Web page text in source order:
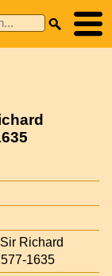
Richard
1635